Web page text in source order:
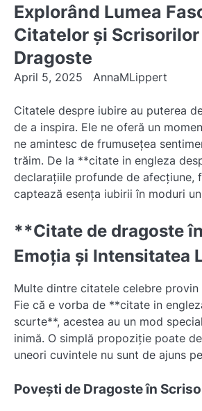
Explorând Lumea
Citatelor și Scrisorilor
Dragoste
April 5, 2025 AnnaMLippert
Citatele despre iubire au puterea
de a inspira. Ele ne oferă un
ne amintesc de frumusețea
trăim. De la **citate in engleza
declarațiile profunde de afecțiune,
captează esența iubirii în moduri
**Citate de dragoste
Emoția și Intensitatea
Multe dintre citatele celebre provin
Fie că e vorba de **citate in
scurte**, acestea au un mod
inimă. O simplă propoziție poate
uneori cuvintele nu sunt de ajuns
Povești de Dragoste în